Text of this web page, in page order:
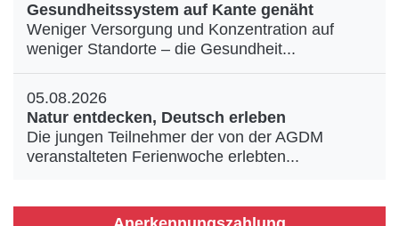
Gesundheitssystem auf Kante genäht
Weniger Versorgung und Konzentration auf
weniger Standorte – die Gesundheit...
05.08.2026
Natur entdecken, Deutsch erleben
Die jungen Teilnehmer der von der AGDM
veranstalteten Ferienwoche erlebten...